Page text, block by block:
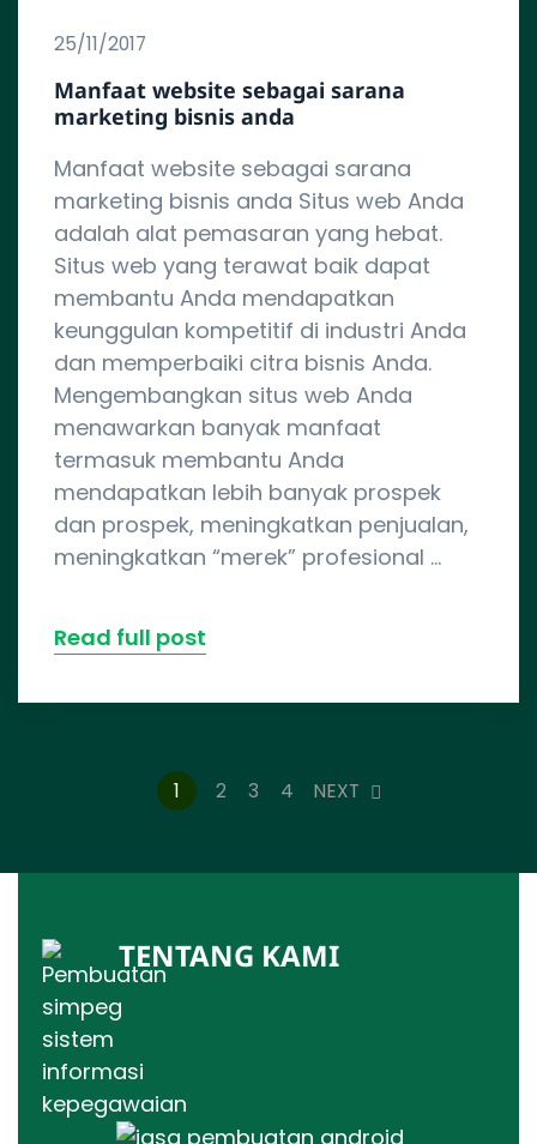
25/11/2017
Manfaat website sebagai sarana
marketing bisnis anda
Manfaat website sebagai sarana
marketing bisnis anda Situs web Anda
adalah alat pemasaran yang hebat.
Situs web yang terawat baik dapat
membantu Anda mendapatkan
keunggulan kompetitif di industri Anda
dan memperbaiki citra bisnis Anda.
Mengembangkan situs web Anda
menawarkan banyak manfaat
termasuk membantu Anda
mendapatkan lebih banyak prospek
dan prospek, meningkatkan penjualan,
meningkatkan “merek” profesional …
Read full post
1 2 3 4 NEXT
TENTANG KAMI